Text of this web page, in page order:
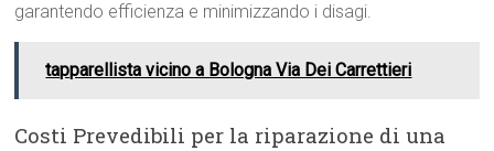
garantendo efficienza e minimizzando i disagi.
tapparellista vicino a Bologna Via Dei Carrettieri
Costi Prevedibili per la riparazione di una